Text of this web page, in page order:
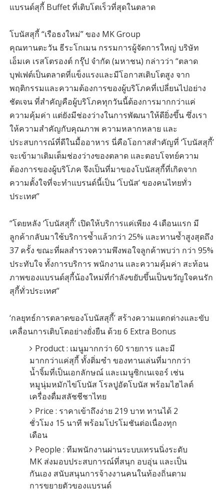
แบรนด์สุกี้ Buffet ที่เติบโตเร็วที่สุดในตลาด
โบนัสสุกี้ “เรือธงใหม่” ของ MK Group
คุณทานตะวัน ธีระโกเมน กรรมการผู้จัดการใหญ่ บริษัท
เอ็มเค เรสโตรองต์ กรุ๊ป จำกัด (มหาชน) กล่าวว่า “ตลาด
บุฟเฟต์เป็นตลาดที่แข็งแรงและมีโอกาสเติบโตสูง จาก
พฤติกรรมและความต้องการของผู้บริโภคที่เปลี่ยนไปอย่าง
ชัดเจน ที่สำคัญคือผู้บริโภคทุกวันนี้ต้องการมากกว่าแค่
ความคุ้มค่า แต่ยังมีช่องว่างในการพัฒนาให้ดียิ่งขึ้น ซึ่งเรา
ให้ความสำคัญกับคุณภาพ ความหลากหลาย และ
ประสบการณ์ที่ดีในมื้ออาหาร นี่คือโอกาสสำคัญที่ ‘โบนัสสุกี้’
จะเข้ามาเติมเต็มช่องว่างของตลาด และตอบโจทย์ความ
ต้องการของผู้บริโภค จึงเป็นที่มาของโบนัสสุกี้ที่เกิดจาก
ความตั้งใจที่จะทำแบรนด์นี้เป็น ‘โบนัส’ ของคนไทยทั่ว
ประเทศ”
“โดยหลัง ‘โบนัสสุกี้’ เปิดให้บริการแค่เพียง 4 เดือนแรก มี
ลูกค้ากลับมาใช้บริการซ้ำแล้วกว่า 25% และทานซ้ำสูงสุดถึง
37 ครั้ง ขณะที่ผลสำรวจความพึงพอใจลูกค้าพบว่า กว่า 95%
ประทับใจ ทั้งการบริการ พนักงาน และความคุ้มค่า สะท้อน
ภาพของแบรนด์สุกี้น้องใหม่ที่กำลังขยับขึ้นเป็นขวัญใจคนรัก
สุกี้ทั่วประเทศ”
‘กลยุทธ์การตลาดของโบนัสสุกี้’ สร้างความแตกต่างและขับ
เคลื่อนการเติบโตอย่างยั่งยืน ด้วย 6 Extra Bonus
Product : เมนูมากกว่า 60 รายการ และมี
มากกว่าแค่สุกี้ ทั้งติ่มซำ ของทานเล่นที่มากกว่า
น้ำจิ้มที่เป็นเอกลักษณ์ และเมนูซิกเนเจอร์ เช่น
หมูนุ่มหมักไข่โบนัส โรลปูอัดโบนัส พร้อมไฮไลต์
เครื่องดื่มสลัชชีชาไทย
Price : ราคาเข้าถึงง่าย 219 บาท ทานได้ 2
ชั่วโมง 15 นาที พร้อมโปรโมชันต่อเนื่องทุก
เดือน
People : ทีมพนักงานผ่านระบบเทรนนิ่งระดับ
MK ส่งมอบประสบการณ์ที่สนุก อบอุ่น และเป็น
กันเอง สนับสนุนการจ้างงานคนในท้องถิ่นตาม
การขยายตัวของแบรนด์